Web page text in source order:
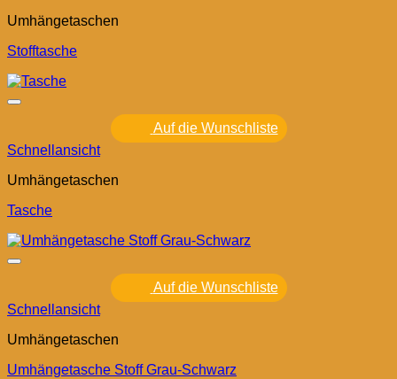
Umhängetaschen
Stofftasche
Auf die Wunschliste
Schnellansicht
Umhängetaschen
Tasche
Auf die Wunschliste
Schnellansicht
Umhängetaschen
Umhängetasche Stoff Grau-Schwarz